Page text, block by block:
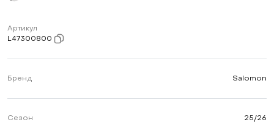
Артикул
L47300800
Бренд Salomon
Сезон 25/26